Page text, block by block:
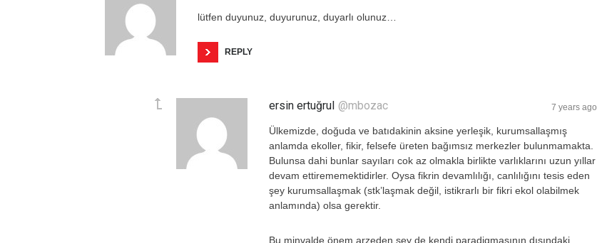
lütfen duyunuz, duyurunuz, duyarlı olunuz…
REPLY
ersin ertuğrul @mbozac 7 years ago
Ülkemizde, doğuda ve batıdakinin aksine yerleşik, kurumsallaşmış
anlamda ekoller, fikir, felsefe üreten bağımsız merkezler bulunmamakta.
Bulunsa dahi bunlar sayıları cok az olmakla birlikte varlıklarını uzun yıllar
devam ettirememektidirler. Oysa fikrin devamlılığı, canlılığını tesis eden
şey kurumsallaşmak (stk’laşmak değil, istikrarlı bir fikri ekol olabilmek
anlamında) olsa gerektir.
Bu minvalde önem arzeden şey de kendi paradigmasının dışındaki